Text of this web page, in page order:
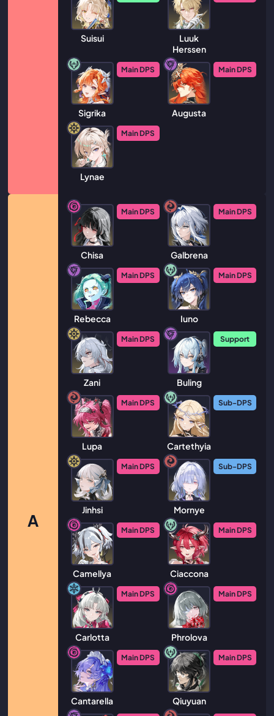
Suisui
Luuk
Herssen
Sigrika
Main DPS
Augusta
Main DPS
Lynae
Main DPS
A
Chisa
Main DPS
Galbrena
Main DPS
Rebecca
Main DPS
Iuno
Main DPS
Zani
Main DPS
Buling
Support
Lupa
Main DPS
Cartethyia
Sub-DPS
Jinhsi
Main DPS
Mornye
Sub-DPS
Camellya
Main DPS
Ciaccona
Main DPS
Carlotta
Main DPS
Phrolova
Main DPS
Cantarella
Main DPS
Qiuyuan
Main DPS